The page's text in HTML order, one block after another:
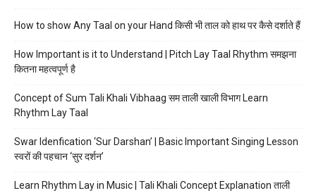
How to show Any Taal on your Hand किसी भी ताल को हाथ पर कैसे दर्शाते हैं
How Important is it to Understand | Pitch Lay Taal Rhythm समझना
कितना महत्वपूर्ण है
Concept of Sum Tali Khali Vibhaag सम ताली खाली विभाग Learn
Rhythm Lay Taal
Swar Idenfication ‘Sur Darshan’ | Basic Important Singing Lesson
स्वरों की पहचान ‘सुर दर्शन’
Learn Rhythm Lay in Music | Tali Khali Concept Explanation ताली